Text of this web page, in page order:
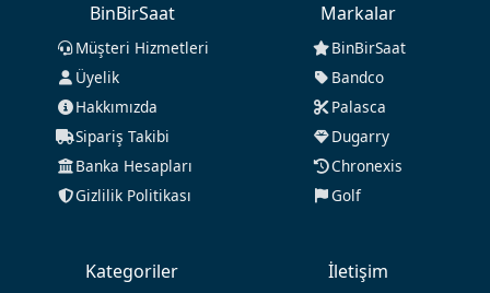
BinBirSaat
Müşteri Hizmetleri
Üyelik
Hakkımızda
Sipariş Takibi
Banka Hesapları
Gizlilik Politikası
Markalar
BinBirSaat
Bandco
Palasca
Dugarry
Chronexis
Golf
Kategoriler İletişim